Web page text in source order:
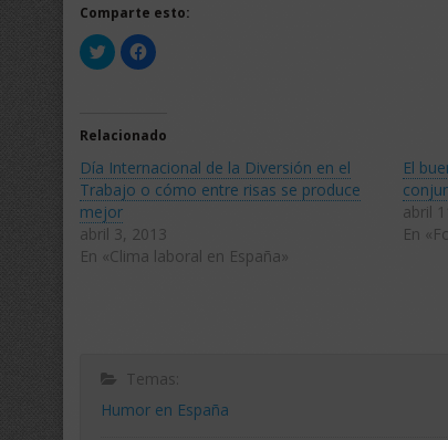
Comparte esto:
Haz
clic
para
(Se
abre
una
ventana
nueva)
Haz
clic
(Se
abre
una
ventana
nueva)
Relacionado
Día Internacional de la Diversión en el
Trabajo o cómo entre risas se produce
mejor
abril 3, 2013
En «Clima laboral en España»
El
abril
En
Temas:
Humor en España